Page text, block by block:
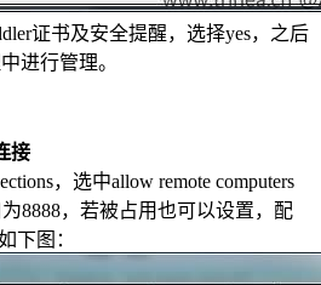
证书及安全提醒，选择yes，之后
进行管理。
接
，选中allow remote computers
8888，若被占用也可以设置，配
下图：